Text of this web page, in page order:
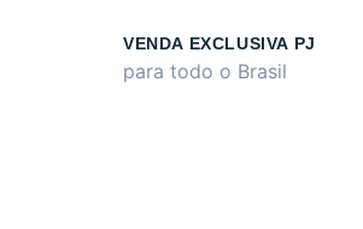
VENDA EXCLUSIVA PJ
para todo o Brasil